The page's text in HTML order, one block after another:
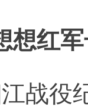
想红
战役